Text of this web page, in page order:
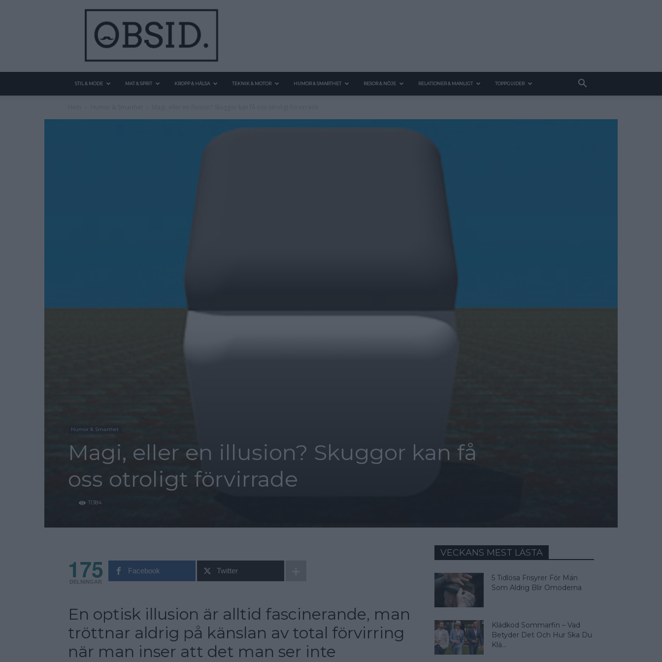
STIL & MODE MAT & SPRIT KROPP & HÄLSA TEKNIK & MOTOR HUMOR & SMARTHET RESOR & NÖJE RELATIONER & MANLIGT TOPPGUIDER
Humor & Smarthet
Magi, eller en illusion? Skuggor kan få
oss otroligt förvirrade
11384
175
DELNINGAR
Facebook Twitter
En optisk illusion är alltid fascinerande, man
tröttnar aldrig på känslan av total förvirring
när man inser att det man ser inte
VECKANS MEST LÄSTA
5 Tidlösa Frisyrer För Män
Som Aldrig Blir Omoderna
Klädkod Sommarfin – Vad
Betyder Det Och Hur Ska Du
Klä...